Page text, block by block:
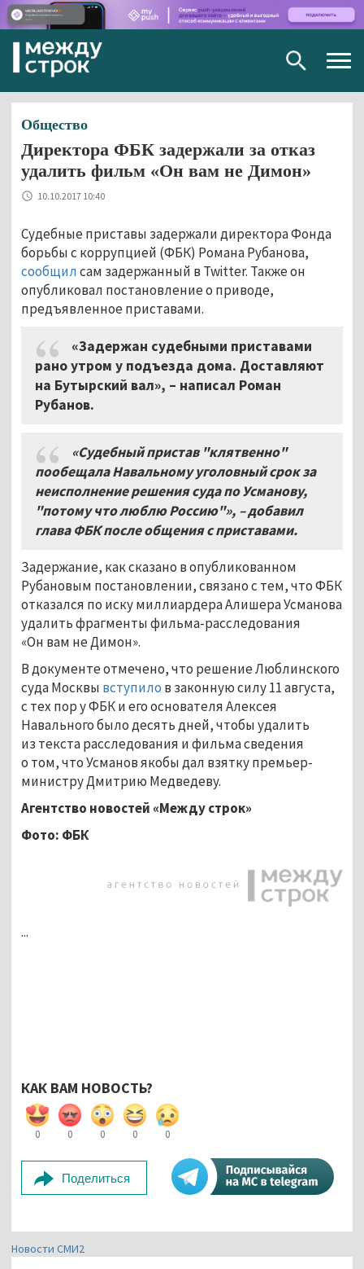
Общество
Директора ФБК задержали за отказ
удалить фильм «Он вам не Димон»
10.10.2017 10:40
Судебные приставы задержали директора Фонда
борьбы с коррупцией (ФБК) Романа Рубанова,
сообщилсам задержанный в Twitter. Также он
опубликовал постановление о приводе,
предъявленное приставами.
«Задержан судебными приставами
рано утром у подъезда дома. Доставляют
на Бутырский вал», – написал Роман
Рубанов.
«Судебный пристав "клятвенно"
пообещала Навальному уголовный срок за
неисполнение решения суда по Усманову,
"потому что люблю Россию"», – добавил
глава ФБК после общения с приставами.
Задержание, как сказано в опубликованном
Рубановым постановлении, связано с тем, что ФБК
отказался по иску миллиардера Алишера Усманова
удалить фрагменты фильма-расследования
«Он вам не Димон».
В документе отмечено, что решение Люблинского
суда Москвы вступило в законную силу 11 августа,
с тех пор у ФБК и его основателя Алексея
Навального было десять дней, чтобы удалить
из текста расследования и фильма сведения
о том, что Усманов якобы дал взятку премьер-
министру Дмитрию Медведеву.
Агентство новостей «Между строк»
Фото: ФБК
...
КАК ВАМ НОВОСТЬ?
0 0 0 0 0
Поделиться
Новости СМИ2